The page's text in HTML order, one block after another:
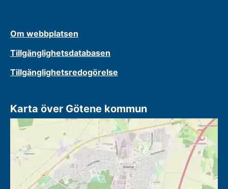
Om webbplatsen
Tillgänglighetsdatabasen
Tillgänglighetsredogörelse
Karta över Götene kommun